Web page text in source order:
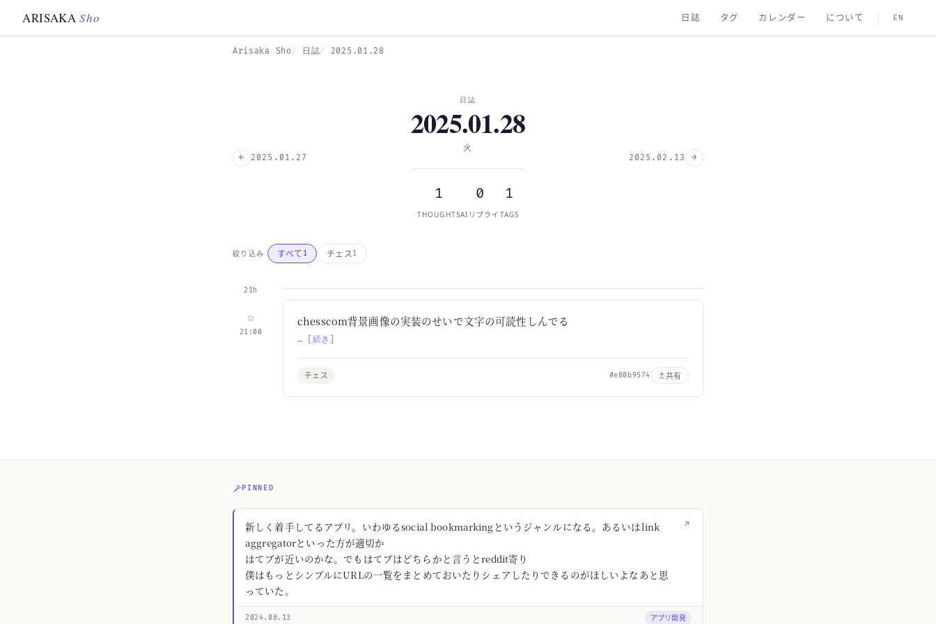
ARISAKASho 日誌 タグ カレンダー について EN
Arisaka Sho 日誌 2025.01.28
← 2025.01.27
日誌
2025.01.28
火
1
THOUGHTS
0
AIリプライ
1
TAGS
2025.02.13 →
絞り込み すべて 1 チェス1
21h
21:00
chesscom背景画像の実装のせいで文字の可読性しんでる
… [続き]
チェス #e80b9574 共有
PINNED
↗
新しく着手してるアプリ。いわゆるsocial bookmarkingというジャンルになる。あるいはlink
aggregatorといった方が適切か
はてブが近いのかな。でもはてブはどちらかと言うとreddit寄り
僕はもっとシンプルにURLの一覧をまとめておいたりシェアしたりできるのがほしいよなあと思
っていた。
2024.08.13 アプリ開発